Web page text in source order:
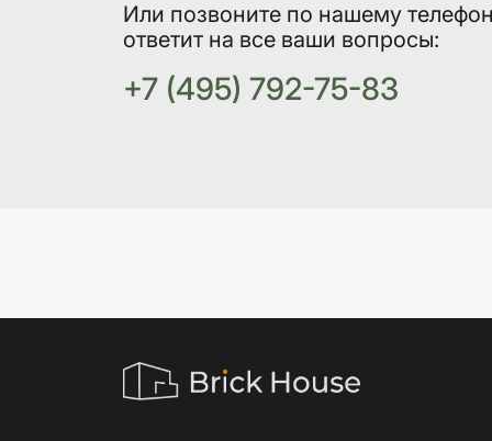
Или позвоните по нашему
ответит на все ваши вопросы:
+7 (495) 792-75-83